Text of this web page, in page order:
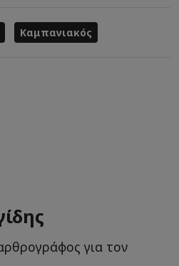
Καμπανιακός
για τον